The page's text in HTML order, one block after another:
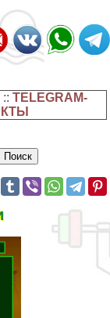
::TELEGRAM-